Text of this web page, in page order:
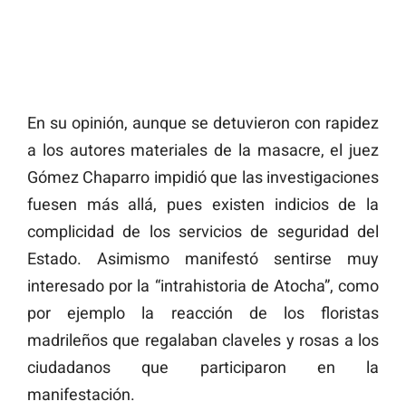
En su opinión, aunque se detuvieron con rapidez
a los autores materiales de la masacre, el juez
Gómez Chaparro impidió que las investigaciones
fuesen más allá, pues existen indicios de la
complicidad de los servicios de seguridad del
Estado. Asimismo manifestó sentirse muy
interesado por la “intrahistoria de Atocha”, como
por ejemplo la reacción de los floristas
madrileños que regalaban claveles y rosas a los
ciudadanos que participaron en la
manifestación.